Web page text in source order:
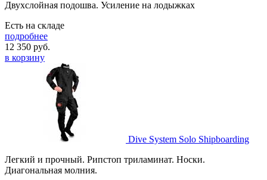
Двухслойная подошва. Усиление на лодыжках
Есть на складе
подробнее
12 350 руб.
в корзину
Dive System Solo Shipboarding
Легкий и прочный. Рипстоп триламинат. Носки.
Диагональная молния.